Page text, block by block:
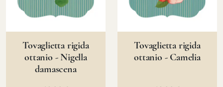
Tovaglietta rigida
ottanio - Nigella
damascena
Tovaglietta rigida
ottanio - Camelia